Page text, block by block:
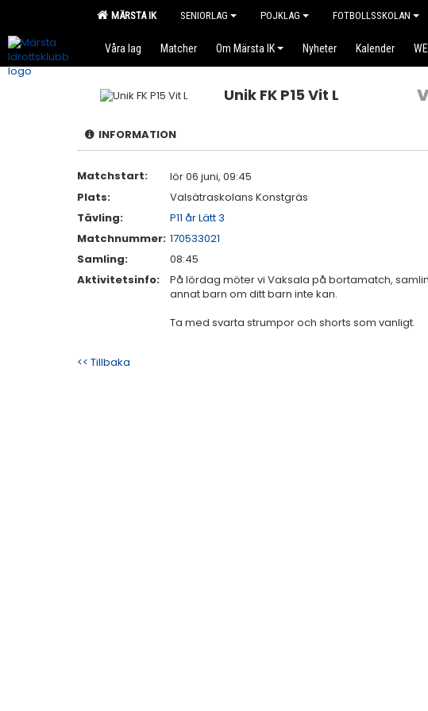
MÄRSTA IK SENIORLAG POJKLAG FOTBOLLSSKOLAN
Våra lag Matcher Om Märsta IK Nyheter Kalender
Unik FK P15 Vit L
INFORMATION
Matchstart:
lör 06 juni, 09:45
Plats:
Valsätraskolans Konstgräs
Tävling:
P11 år Lätt 3
Matchnummer: 170533021
Samling:
08:45
Aktivitetsinfo:
På lördag möter vi Vaksala på bortamatch,
annat barn om ditt barn inte kan.
Ta med svarta strumpor och shorts som vanligt.
<< Tillbaka